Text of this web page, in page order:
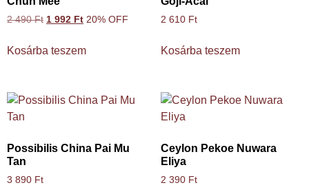
2 490Ft 1 992 Ft 20% OFF
Kosárba teszem
2 610 Ft
Kosárba teszem
Possibilis China Pai Mu
Tan
3 890 Ft
Ceylon Pekoe Nuwara
Eliya
2 390 Ft